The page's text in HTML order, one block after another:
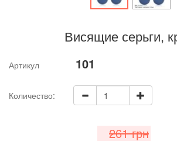
Висящие серьги,
Артикул 101
Количество:
261 грн